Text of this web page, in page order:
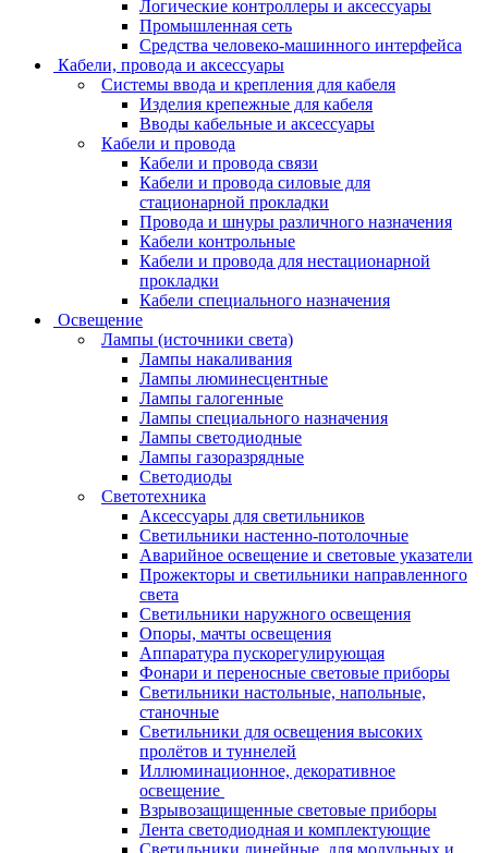
Логические контроллеры и аксессуары
Промышленная сеть
Средства человеко-машинного интерфейса
Кабели, провода и аксессуары
Системы ввода и крепления для кабеля
Изделия крепежные для кабеля
Вводы кабельные и аксессуары
Кабели и провода
Кабели и провода связи
Кабели и провода силовые для
стационарной прокладки
Провода и шнуры различного назначения
Кабели контрольные
Кабели и провода для нестационарной
прокладки
Кабели специального назначения
Освещение
Лампы (источники света)
Лампы накаливания
Лампы люминесцентные
Лампы галогенные
Лампы специального назначения
Лампы светодиодные
Лампы газоразрядные
Светодиоды
Светотехника
Аксессуары для светильников
Светильники настенно-потолочные
Аварийное освещение и световые указатели
Прожекторы и светильники направленного
света
Светильники наружного освещения
Опоры, мачты освещения
Аппаратура пускорегулирующая
Фонари и переносные световые приборы
Светильники настольные, напольные,
станочные
Светильники для освещения высоких
пролётов и туннелей
Иллюминационное, декоративное
освещение
Взрывозащищенные световые приборы
Лента светодиодная и комплектующие
Светильники линейные, для модульных и